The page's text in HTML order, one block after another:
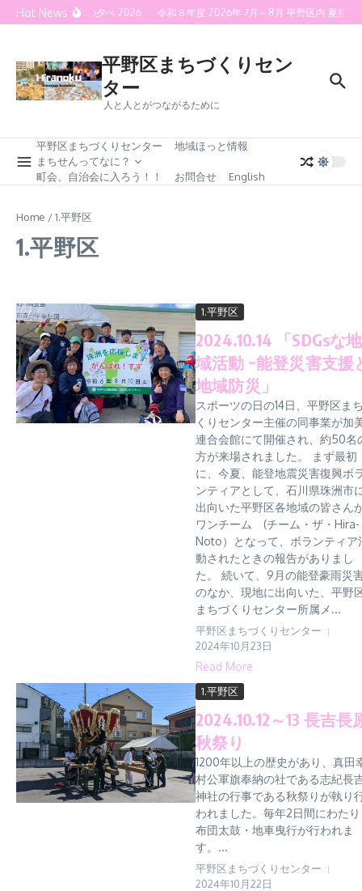
Skip to content
Hot News喜連灯火の夕べ 2026 令和８年度 2026年 7月～8月 平野区内 夏祭り
平野区まちづくりセン
ター
人と人とがつながるために
平野区まちづくりセンター
地域ほっと情報
まちせんってなに？
町会、自治会に入ろう！！
お問合せ English
Home /1.平野区
1.平野区
1.平野区
2024.10.14 「SDGsな地
域活動 ~能登災害支援
地域防災」
スポーツの日の14日、平野区ま
くりセンター主催の同事業が加
連合会館にて開催され、約50名
方が来場されました。 まず最初
に、今夏、能登地震災害復興ボ
ンティアとして、石川県珠洲市
出向いた平野区各地域の皆さん
ワンチーム (チーム・ザ・Hira-
Noto）となって、ボランティア
動されたときの報告がありまし
た。 続いて、9月の能登豪雨災
のなか、現地に出向いた、平野
まちづくりセンター所属メ...
平野区まちづくりセンター
2024年10月23日
Read More
1.平野区
2024.10.12～13 長吉長
秋祭り
1200年以上の歴史があり、真田
村公軍旗奉納の社である志紀長
神社の行事である秋祭りが執り
われました。毎年2日間にわた
布団太鼓・地車曳行が行われま
す。...
平野区まちづくりセンター
2024年10月22日